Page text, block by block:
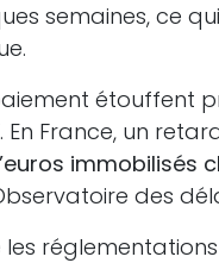
semaines, ce qui
étouffent
En France, un
immobilisés
des